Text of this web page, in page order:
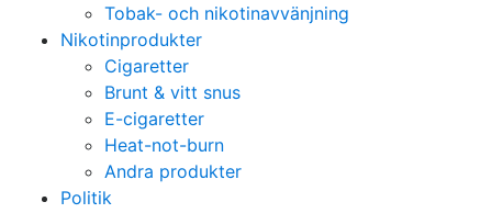
Tobak- och nikotinavvänjning
Nikotinprodukter
Cigaretter
Brunt & vitt snus
E-cigaretter
Heat-not-burn
Andra produkter
Politik